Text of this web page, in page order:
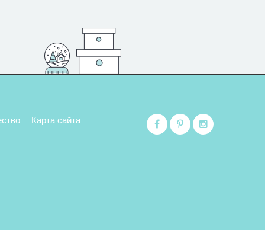
Карта сайта